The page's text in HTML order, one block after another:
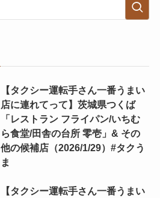
【タクシー運転手さん一番うまい
店に連れてって】茨城県つくば
「レストラン フライパン/いちむ
ら食堂/田舎の台所 零壱」& その
他の候補店（2026/1/29）#タクう
ま
【タクシー運転手さん一番うまい